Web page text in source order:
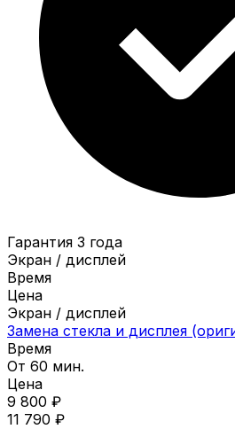
Гарантия 3 года
Экран / дисплей
Время
Цена
Экран / дисплей
Замена стекла и дисплея
Время
От 60 мин.
Цена
9 800 ₽
11 790 ₽